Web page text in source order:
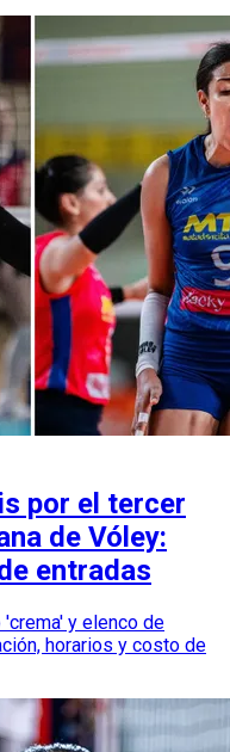
por el tercer
de Vóley:
entradas
y elenco de
horarios y costo de